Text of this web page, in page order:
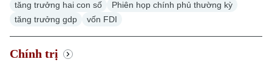
tăng trưởng hai con số
Phiên họp chính phủ thường kỳ
tăng trưởng gdp
vốn FDI
Chính trị